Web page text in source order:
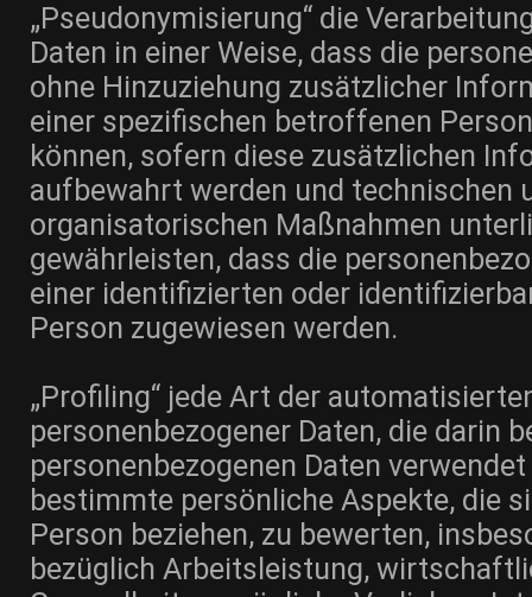
„Pseudonymisierung“ die
Daten in einer Weise, dass die
ohne Hinzuziehung zusätzlicher
einer spezifischen betroffenen
können, sofern diese zusätzlichen
aufbewahrt werden und technischen
organisatorischen Maßnahmen
gewährleisten, dass die
einer identifizierten oder
Person zugewiesen werden.
„Profiling“ jede Art der
personenbezogener Daten, die darin
personenbezogenen Daten
bestimmte persönliche Aspekte, die
Person beziehen, zu bewerten,
bezüglich Arbeitsleistung,